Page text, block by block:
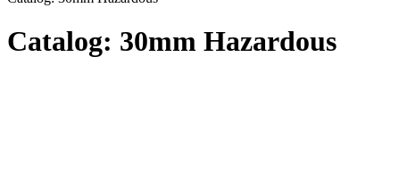
Catalog: 30mm Hazardous